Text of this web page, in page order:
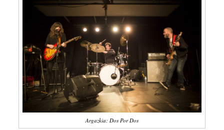
Argazkia: Dos Por Dos